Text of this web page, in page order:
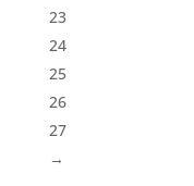
23
24
25
26
27
→